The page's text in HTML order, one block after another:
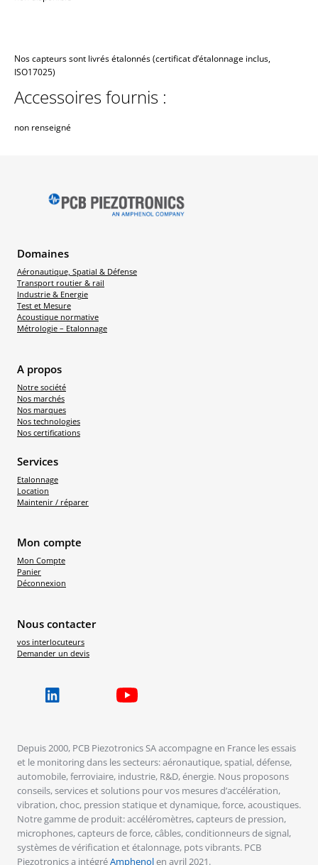
Nos capteurs sont livrés étalonnés (certificat d’étalonnage inclus,
ISO17025)
Accessoires fournis :
non renseigné
Domaines
Aéronautique, Spatial & Défense
Transport routier & rail
Industrie & Energie
Test et Mesure
Acoustique normative
Métrologie – Etalonnage
A propos
Notre société
Nos marchés
Nos marques
Nos technologies
Nos certifications
Services
Etalonnage
Location
Maintenir / réparer
Mon compte
Mon Compte
Panier
Déconnexion
Nous contacter
vos interlocuteurs
Demander un devis
Depuis 2000, PCB Piezotronics SA accompagne en France les essais
et le monitoring dans les secteurs: aéronautique, spatial, défense,
automobile, ferroviaire, industrie, R&D, énergie. Nous proposons
conseils, services et solutions pour vos mesures d’accélération,
vibration, choc, pression statique et dynamique, force, acoustiques.
Notre gamme de produit: accéléromètres, capteurs de pression,
microphones, capteurs de force, câbles, conditionneurs de signal,
systèmes de vérification et étalonnage, pots vibrants. PCB
Piezotronics a intégréAmphenolen avril 2021.